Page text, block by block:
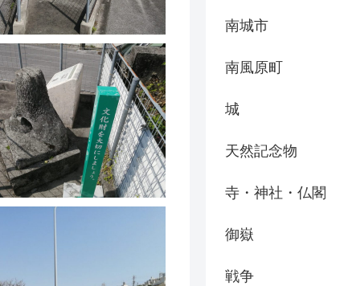
南城市
南風原町
城
天然記念物
寺・神社・仏閣
御嶽
戦争